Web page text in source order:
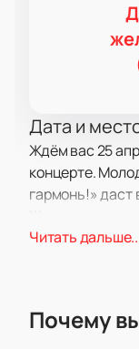
Дата и
Ждём вас 25
концерте.
гармонь!» даст
дом 11.
Коллектив
Читать
Почему